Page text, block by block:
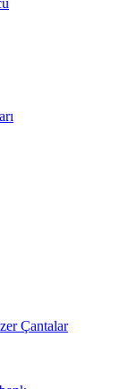
Çantalar